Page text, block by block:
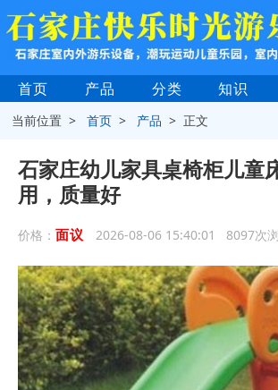
首页 产品 分类 知识
当前位置 >首页 > 产品 > 正文
石家庄幼儿家具桌椅柜儿童
用，质量好
价格： 面议 2026-08-06 15:40:01 8097次